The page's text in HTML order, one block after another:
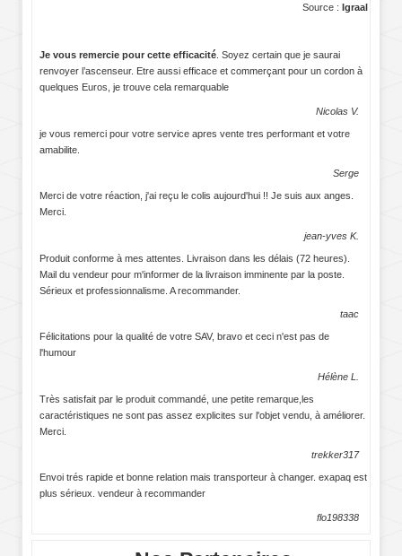
Source : Igraal
Je vous remercie pour cette efficacité . Soyez certain que je saurai
renvoyer l’ascenseur. Etre aussi efficace et commerçant pour un cordon à
quelques Euros, je trouve cela remarquable
Nicolas V.
je vous remerci pour votre service apres vente tres performant et votre
amabilite.
Serge
Merci de votre réaction, j'ai reçu le colis aujourd'hui !! Je suis aux anges.
Merci.
jean-yves K.
Produit conforme à mes attentes. Livraison dans les délais (72 heures).
Mail du vendeur pour m'informer de la livraison imminente par la poste.
Sérieux et professionnalisme. A recommander.
taac
Félicitations pour la qualité de votre SAV, bravo et ceci n'est pas de
l'humour
Hélène L.
Très satisfait par le produit commandé, une petite remarque,les
caractéristiques ne sont pas assez explicites sur l'objet vendu, à améliorer.
Merci.
trekker317
Envoi trés rapide et bonne relation mais transporteur à changer. exapaq est
plus sérieux. vendeur à recommander
flo198338